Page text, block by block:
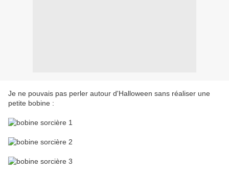
Je ne pouvais pas perler autour d'Halloween sans réaliser une
petite bobine :